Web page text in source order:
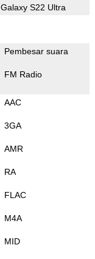
Galaxy S22 Ultra
Pembesar suara
FM Radio
AAC
3GA
AMR
RA
FLAC
M4A
MID